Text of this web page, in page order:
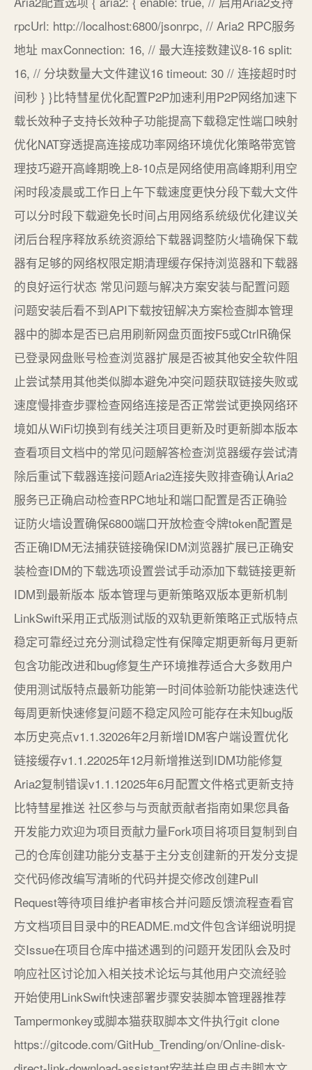
rpcUrl: http://localhost:6800/jsonrpc, // Aria2 RPC服务
地址 maxConnection: 16, // 最大连接数建议8-16 split:
16, // 分块数量大文件建议16 timeout: 30 // 连接超时时
间秒 } }比特彗星优化配置P2P加速利用P2P网络加速下
载长效种子支持长效种子功能提高下载稳定性端口映射
优化NAT穿透提高连接成功率网络环境优化策略带宽管
理技巧避开高峰期晚上8-10点是网络使用高峰期利用空
闲时段凌晨或工作日上午下载速度更快分段下载大文件
可以分时段下载避免长时间占用网络系统级优化建议关
闭后台程序释放系统资源给下载器调整防火墙确保下载
器有足够的网络权限定期清理缓存保持浏览器和下载器
的良好运行状态 常见问题与解决方案安装与配置问题
问题安装后看不到API下载按钮解决方案检查脚本管理
器中的脚本是否已启用刷新网盘页面按F5或CtrlR确保
已登录网盘账号检查浏览器扩展是否被其他安全软件阻
止尝试禁用其他类似脚本避免冲突问题获取链接失败或
速度慢排查步骤检查网络连接是否正常尝试更换网络环
境如从WiFi切换到有线关注项目更新及时更新脚本版本
查看项目文档中的常见问题解答检查浏览器缓存尝试清
除后重试下载器连接问题Aria2连接失败排查确认Aria2
服务已正确启动检查RPC地址和端口配置是否正确验
证防火墙设置确保6800端口开放检查令牌token配置是
否正确IDM无法捕获链接确保IDM浏览器扩展已正确安
装检查IDM的下载选项设置尝试手动添加下载链接更新
IDM到最新版本 版本管理与更新策略双版本更新机制
LinkSwift采用正式版测试版的双轨更新策略正式版特点
稳定可靠经过充分测试稳定性有保障定期更新每月更新
包含功能改进和bug修复生产环境推荐适合大多数用户
使用测试版特点最新功能第一时间体验新功能快速迭代
每周更新快速修复问题不稳定风险可能存在未知bug版
本历史亮点v1.1.32026年2月新增IDM客户端设置优化
链接缓存v1.1.22025年12月新增推送到IDM功能修复
Aria2复制错误v1.1.12025年6月配置文件格式更新支持
比特彗星推送 社区参与与贡献贡献者指南如果您具备
开发能力欢迎为项目贡献力量Fork项目将项目复制到自
己的仓库创建功能分支基于主分支创建新的开发分支提
交代码修改编写清晰的代码并提交修改创建Pull
Request等待项目维护者审核合并问题反馈流程查看官
方文档项目目录中的README.md文件包含详细说明提
交Issue在项目仓库中描述遇到的问题开发团队会及时
响应社区讨论加入相关技术论坛与其他用户交流经验
开始使用LinkSwift快速部署步骤安装脚本管理器推荐
Tampermonkey或脚本猫获取脚本文件执行git clone
https://gitcode.com/GitHub_Trending/on/Online-disk-